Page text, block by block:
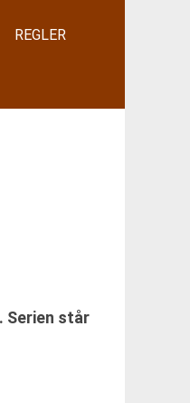
REGLER
Serien står